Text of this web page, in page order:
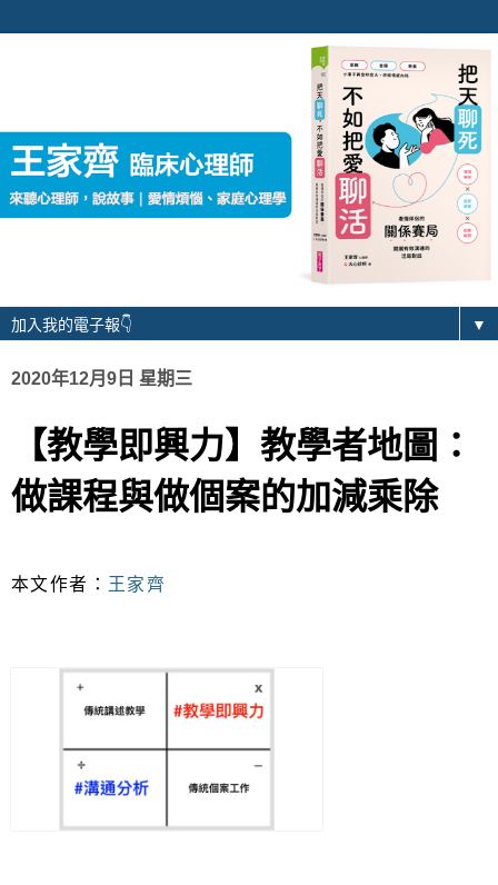
▼
2020年12月9日 星期三
【教學即興力】教學者地圖：
做課程與做個案的加減乘除
本文作者： 王家齊